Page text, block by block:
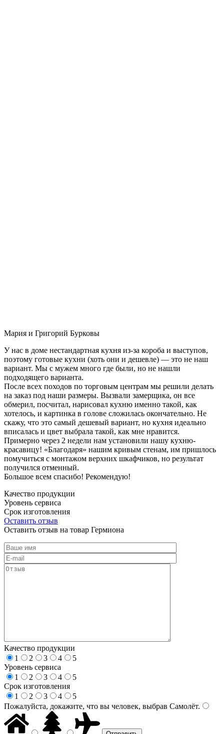
Мария и Григорий Бурковы
У нас в доме нестандартная кухня из-за короба и выступов,
поэтому готовые кухни (хоть они и дешевле) — это не наш
вариант. Мы с мужем много где были, но не нашли
подходящего варианта.
После всех походов по торговым центрам мы решили делать
на заказ под наши размеры. Вызвали замерщика, он все
обмерил, посчитал, нарисовал кухню именно такой, как
хотелось, и картинка в голове сложилась окончательно. Не
скажу, что это самый дешевый вариант, но кухня идеально
вписалась и цвет выбрала такой, как мне нравится.
Примерно через 2 недели нам установили нашу кухню-
красавицу! «Благодаря» нашим кривым стенам, им пришлось
помучиться с монтажом верхних шкафчиков, но результат
получился отменный.
Большое всем спасибо! Рекомендую!
Качество продукции
Уровень сервиса
Срок изготовления
Оставить отзыв
Оставить отзыв на товар Гермиона
Качество продукции
1
2 3 4
5
Уровень сервиса
1
2 3 4
5
Срок изготовления
1
2 3 4
5
Пожалуйста, докажите, что вы человек, выбрав Самолёт.